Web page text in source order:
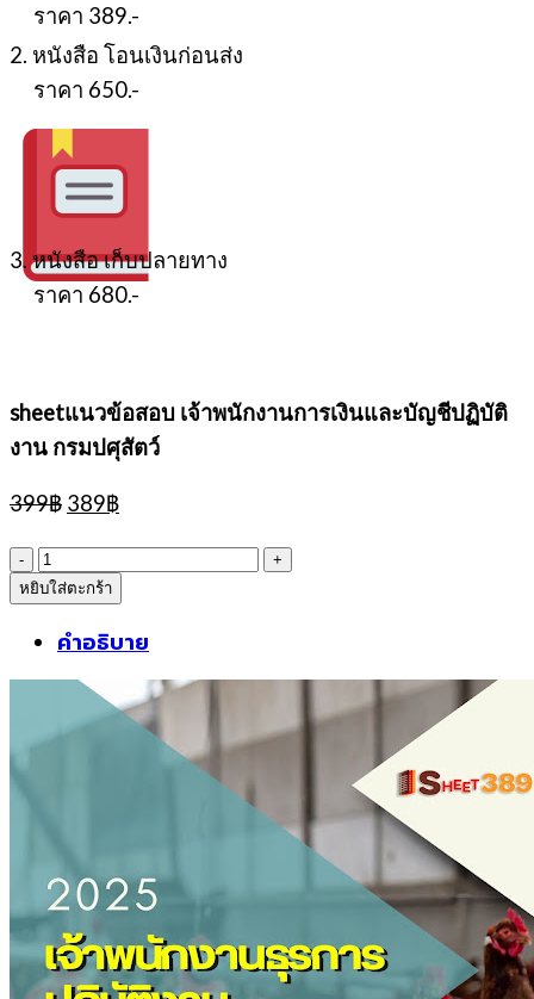
ราคา 389.-
2. หนังสือ โอนเงินก่อนส่ง
ราคา 650.-
3. หนังสือ เก็บปลายทาง
ราคา 680.-
sheetแนวข้อสอบ เจ้าพนักงานการเงินและบัญชีปฏิบัติ
งาน กรมปศุสัตว์
399฿ Original
was:
399฿.
389฿Current
is:
389฿.
จำนวน
sheetแนว
ข้อสอบ
พนักงาน
การ
ปฏิบัติ
งาน
กรม
ปศุสัตว์
หยิบใส่ตะกร้า
คำอธิบาย